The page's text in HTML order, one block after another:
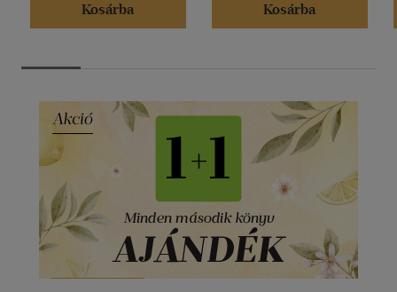
Kosárba
Kosárba